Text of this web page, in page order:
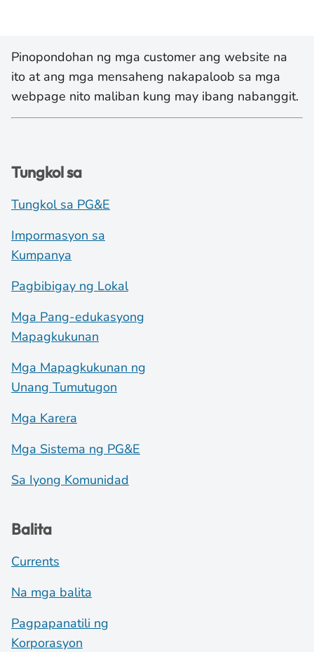
Pinopondohan ng mga customer ang website na
ito at ang mga mensaheng nakapaloob sa mga
webpage nito maliban kung may ibang nabanggit.
Tungkol sa
Tungkol sa PG&E
Impormasyon sa
Kumpanya
Pagbibigay ng Lokal
Mga Pang-edukasyong
Mapagkukunan
Mga Mapagkukunan ng
Unang Tumutugon
Mga Karera
Mga Sistema ng PG&E
Sa Iyong Komunidad
Balita
Currents
Na mga balita
Pagpapanatili ng
Korporasyon